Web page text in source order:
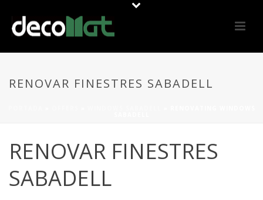
RENOVAR FINESTRES SABADELL
RENOVAR FINESTRES
SABADELL